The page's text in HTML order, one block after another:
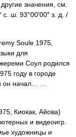
значения, см.
ш. 93°00′00″ з. д. /
Soule 1975,
для
Соул родился
году в городе
он начал… …
Киокак, Айова)
и видеоигр.
художницы и